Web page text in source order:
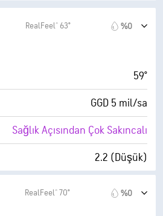
30000 fit
RealFeel® 63° %0
59°
GGD 5 mil/sa
Sağlık Açısından Çok Sakıncalı
2.2 (Düşük)
RealFeel® 70° %0